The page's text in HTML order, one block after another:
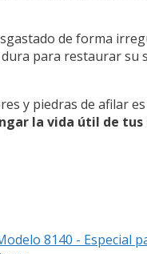
de forma
para restaurar su
y piedras de afilar
la vida útil de
8140 - Especial